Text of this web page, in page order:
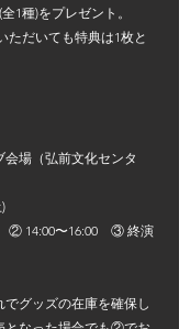
1種)をプレゼント。
ただいても特典は1枚と
場（弘前文化センタ
② 14:00〜16:00　③ 終演
グッズの在庫を確保し